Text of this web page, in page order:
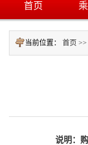
首页
当前位置： 首页 >>
说明：